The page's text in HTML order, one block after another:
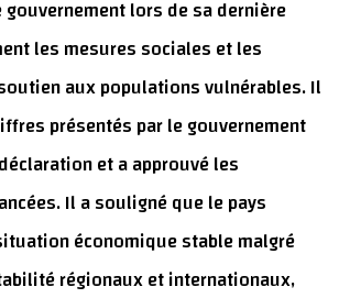
gouvernement lors de sa dernière
les mesures sociales et les
aux populations vulnérables. Il
présentés par le gouvernement
et a approuvé les
Il a souligné que le pays
économique stable malgré
régionaux et internationaux,